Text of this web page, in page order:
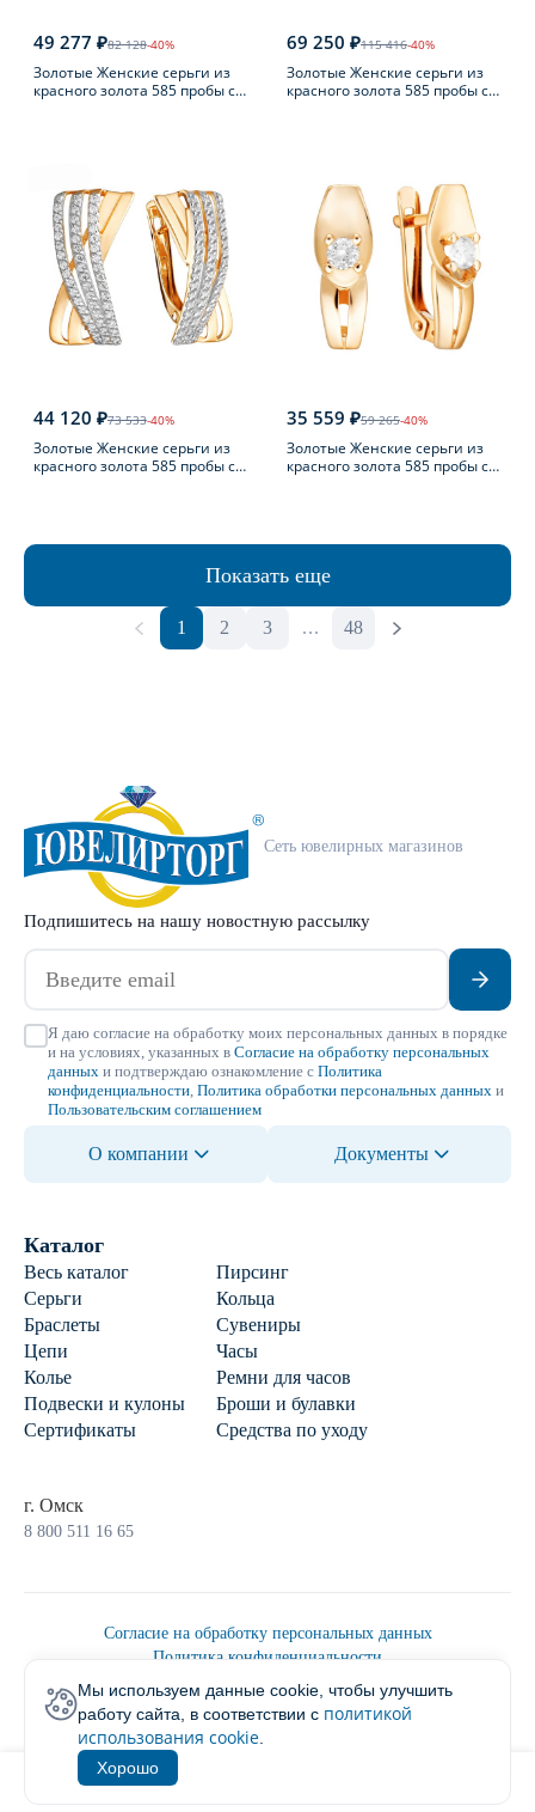
49 277 ₽82 128-40%
Золотые Женские серьги из
красного золота 585 пробы с
69 250 ₽115 416-40%
Золотые Женские серьги из
красного золота 585 пробы с
44 120 ₽73 533-40%
Золотые Женские серьги из
красного золота 585 пробы с
35 559 ₽59 265-40%
Золотые Женские серьги из
красного золота 585 пробы с
Показать еще
1 2 3 ... 48
1
Сеть ювелирных магазинов
Подпишитесь на нашу новостную рассылку
Я даю согласие на обработку моих персональных данных в порядке
и на условиях, указанных в Согласие на обработку персональных
данных и подтверждаю ознакомление с Политика
конфиденциальности, Политика обработки персональных данных и
Пользовательским соглашением
О компании Документы
Каталог
Весь каталог
Пирсинг
Серьги
Кольца
Браслеты
Сувениры
Цепи
Часы
Колье
Ремни для часов
Подвески и кулоны
Броши и булавки
Сертификаты
Средства по уходу
г. Омск
8 800 511 16 65
Согласие на обработку персональных данных
Политика конфиденциальности
Политика обработки персональных данных
Пользовательским соглашением
2026 © Ювелирторг
Мы используем данные cookie, чтобы улучшить
работу сайта, в соответствии с политикой
использования cookie
Хорошо